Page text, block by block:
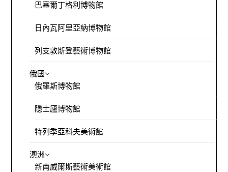
巴塞爾丁格利博物館
日內瓦阿里亞納博物館
列支敦斯登藝術博物館
俄國
俄羅斯博物館
隱士廬博物館
特列季亞科夫美術館
澳洲
新南威爾斯藝術美術館